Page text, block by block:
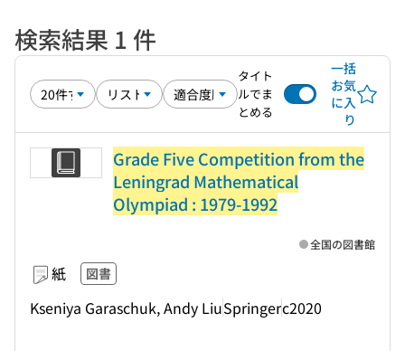
検索結果 1 件
タイト
ルでま
とめる
一括
お気
に入
り
Grade Five Competition from the
Leningrad Mathematical
Olympiad : 1979-1992
紙 図書
Kseniya Garaschuk, Andy LiuSpringerc2020
全国の図書館